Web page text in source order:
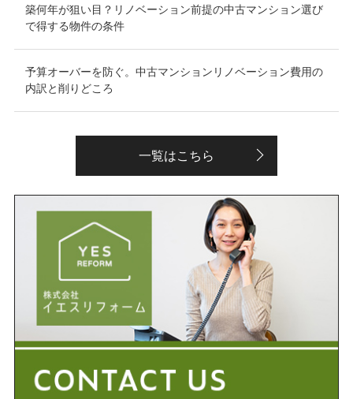
築何年が狙い目？リノベーション前提の中古マンション選び
で得する物件の条件
予算オーバーを防ぐ。中古マンションリノベーション費用の
内訳と削りどころ
一覧はこちら